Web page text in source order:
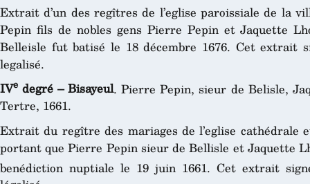
Extrait d’un des regîtres de l’eglise paroissiale de la
Pepin fils de nobles gens Pierre Pepin et Jaquette
Belleisle fut batisé le 18 décembre 1676. Cet extrait
legalisé.
IVe degré – Bisayeul. Pierre Pepin, sieur de Belisle,
Tertre, 1661.
Extrait du regître des mariages de l’eglise cathédrale
portant que Pierre Pepin sieur de Bellisle et Jaquette
benédiction nuptiale le 19 juin 1661. Cet extrait